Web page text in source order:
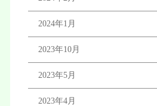
2024年1月
2023年10月
2023年5月
2023年4月